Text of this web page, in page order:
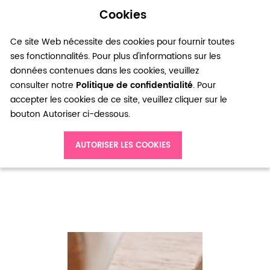
Cookies
Ce site Web nécessite des cookies pour fournir toutes
ses fonctionnalités. Pour plus d'informations sur les
données contenues dans les cookies, veuillez
consulter notre Politique de confidentialité. Pour
accepter les cookies de ce site, veuillez cliquer sur le
bouton Autoriser ci-dessous.
AUTORISER LES COOKIES
0
Embout pour cordon à pincer 4mm Argent vieilli x 50